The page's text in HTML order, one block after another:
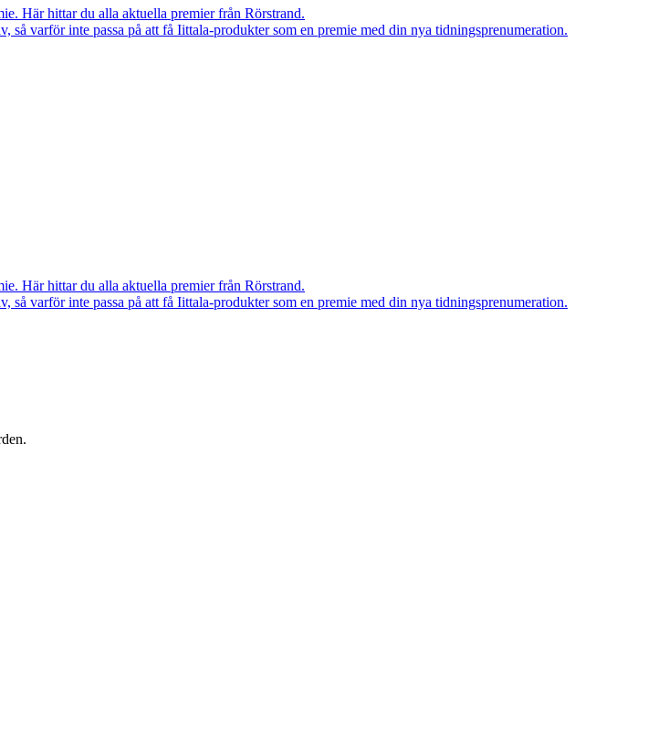
Här hittar du alla aktuella premier från Rörstrand.
varför inte passa på att få Iittala-produkter som en premie med din nya tidningsprenumeration.
Här hittar du alla aktuella premier från Rörstrand.
varför inte passa på att få Iittala-produkter som en premie med din nya tidningsprenumeration.